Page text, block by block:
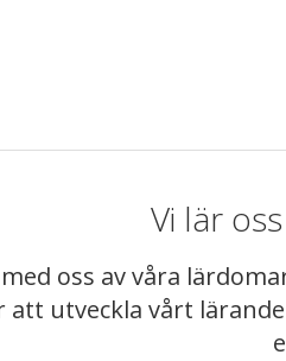
Vi lär
oss av våra
att utveckla vårt